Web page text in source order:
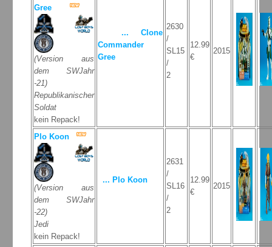
Gree
(Version aus
dem SWJahr
-21)
Republikanischer
Soldat
kein Repack!
... Clone
Commander
Gree
2630
/
SL15
/
2
12.99
€
2015
Plo Koon
(Version aus
dem SWJahr
-22)
Jedi
kein Repack!
... Plo Koon
2631
/
SL16
/
2
12.99
€
2015